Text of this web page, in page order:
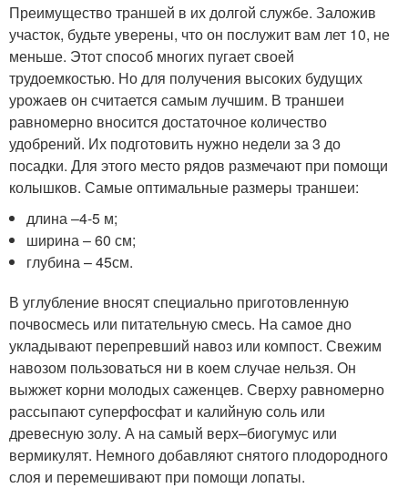
Преимущество траншей в их долгой службе. Заложив
участок, будьте уверены, что он послужит вам лет 10, не
меньше. Этот способ многих пугает своей
трудоемкостью. Но для получения высоких будущих
урожаев он считается самым лучшим. В траншеи
равномерно вносится достаточное количество
удобрений. Их подготовить нужно недели за 3 до
посадки. Для этого место рядов размечают при помощи
колышков. Самые оптимальные размеры траншеи:
длина –4-5 м;
ширина – 60 см;
глубина – 45см.
В углубление вносят специально приготовленную
почвосмесь или питательную смесь. На самое дно
укладывают перепревший навоз или компост. Свежим
навозом пользоваться ни в коем случае нельзя. Он
выжжет корни молодых саженцев. Сверху равномерно
рассыпают суперфосфат и калийную соль или
древесную золу. А на самый верх–биогумус или
вермикулят. Немного добавляют снятого плодородного
слоя и перемешивают при помощи лопаты.